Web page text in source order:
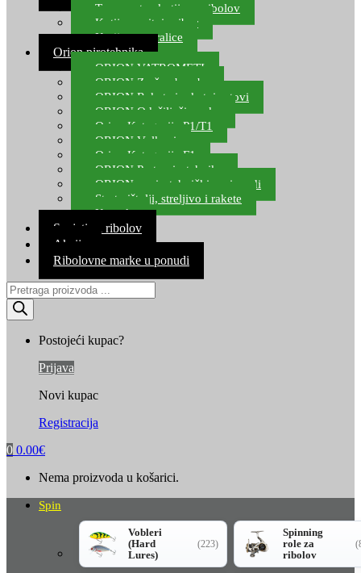
Transportne kutije za ribolov
Kutije za sitni pribor
Kutije za varalice
Orion pirotehnika
ORION VATROMETI
ORION Zračne bombe
ORION Rakete i raketni setovi
ORION Odašiljači zvuka
Orion Kategorija P1/T1
ORION Vulkani
Orion Kategorija F1
ORION Party pirotehnika
ORION nepirotehnički proizvodi
Start pištolji, streljivo i rakete
Kontakt
Savjeti za ribolov
Akcija
Ribolovne marke u ponudi
Products
search
Postojeći kupac?
Prijava
Novi kupac
Registracija
0 0.00€
Nema proizvoda u košarici.
Spin
Vobleri
(Hard
Lures)
(223)
Spinning
role za
ribolov